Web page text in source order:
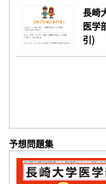
長崎
医学
引)
予想問題集